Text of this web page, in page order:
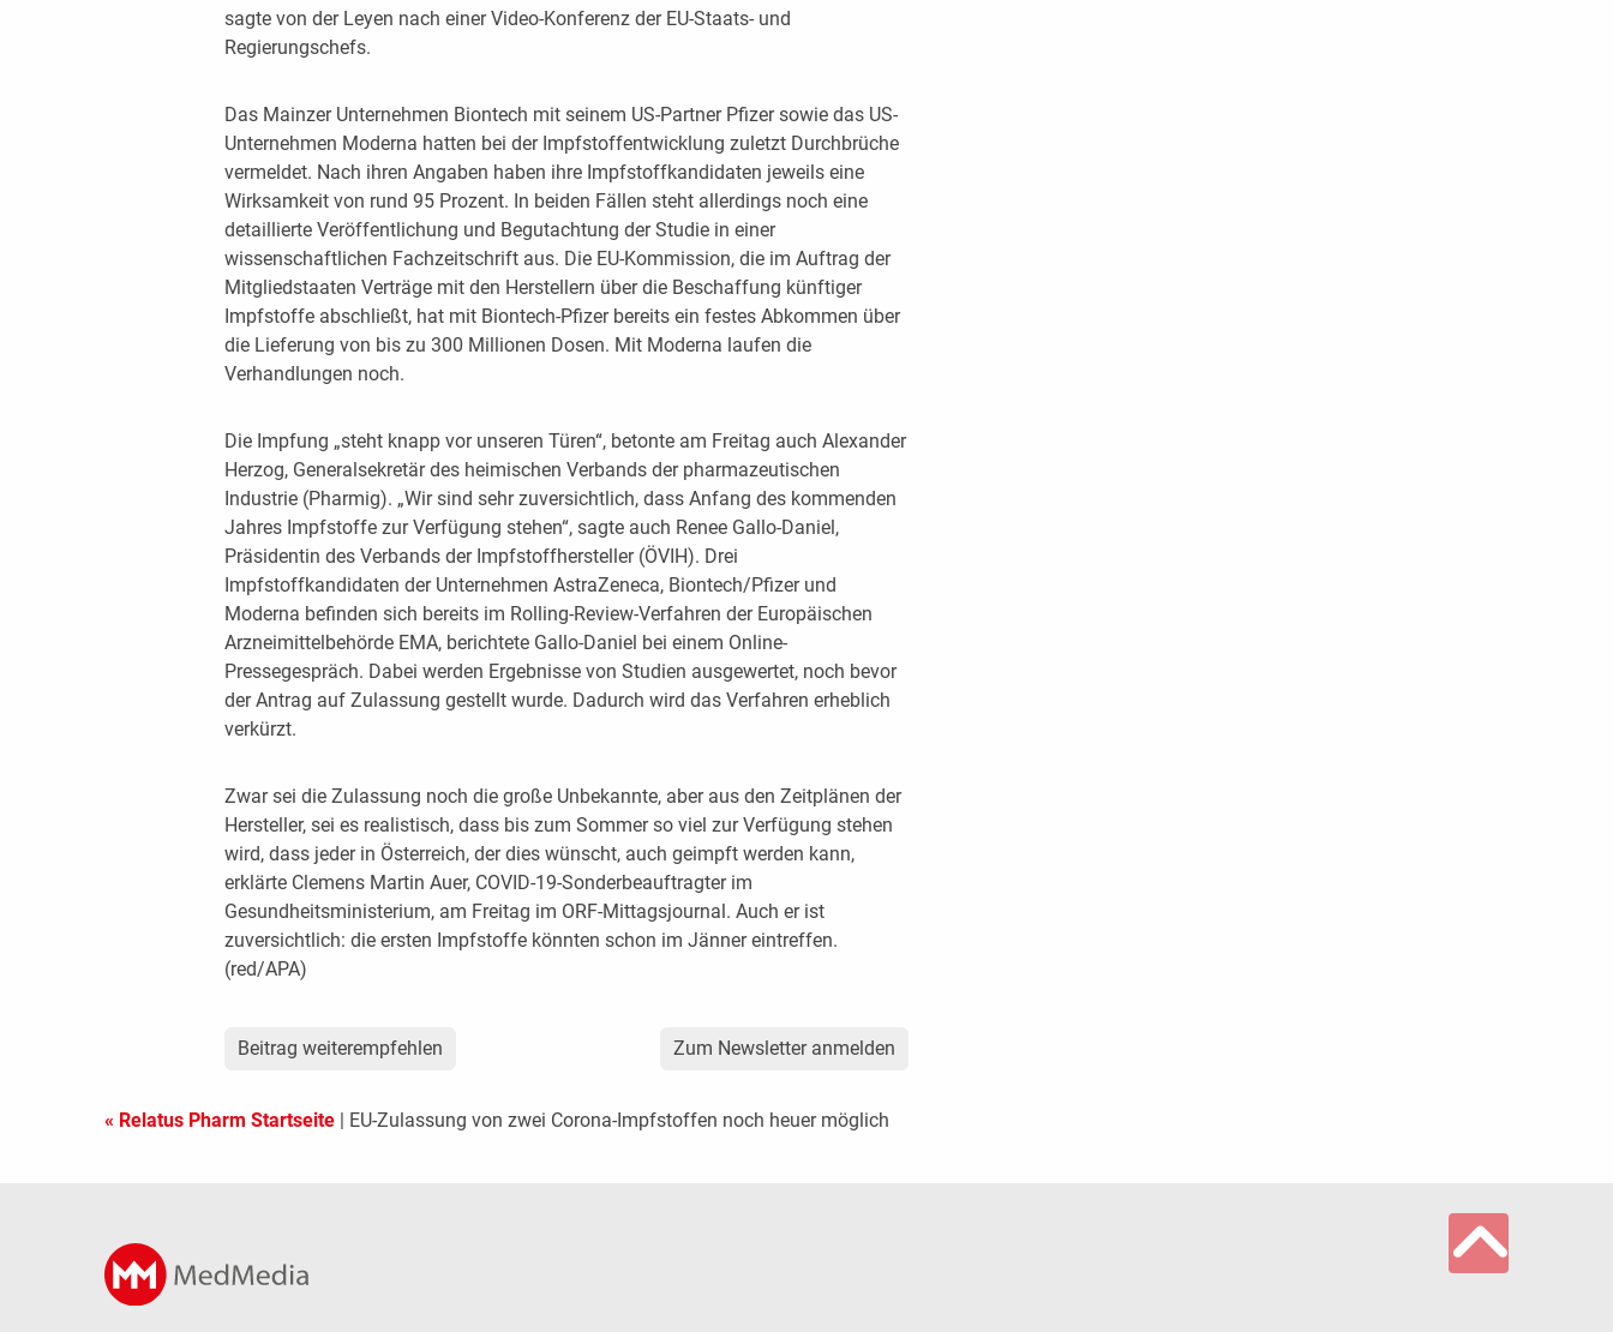
sagte von der Leyen nach einer Video-Konferenz der EU-Staats- und
Regierungschefs.
Das Mainzer Unternehmen Biontech mit seinem US-Partner Pfizer sowie das US-
Unternehmen Moderna hatten bei der Impfstoffentwicklung zuletzt Durchbrüche
vermeldet. Nach ihren Angaben haben ihre Impfstoffkandidaten jeweils eine
Wirksamkeit von rund 95 Prozent. In beiden Fällen steht allerdings noch eine
detaillierte Veröffentlichung und Begutachtung der Studie in einer
wissenschaftlichen Fachzeitschrift aus. Die EU-Kommission, die im Auftrag der
Mitgliedstaaten Verträge mit den Herstellern über die Beschaffung künftiger
Impfstoffe abschließt, hat mit Biontech-Pfizer bereits ein festes Abkommen über
die Lieferung von bis zu 300 Millionen Dosen. Mit Moderna laufen die
Verhandlungen noch.
Die Impfung „steht knapp vor unseren Türen“, betonte am Freitag auch Alexander
Herzog, Generalsekretär des heimischen Verbands der pharmazeutischen
Industrie (Pharmig). „Wir sind sehr zuversichtlich, dass Anfang des kommenden
Jahres Impfstoffe zur Verfügung stehen“, sagte auch Renee Gallo-Daniel,
Präsidentin des Verbands der Impfstoffhersteller (ÖVIH). Drei
Impfstoffkandidaten der Unternehmen AstraZeneca, Biontech/Pfizer und
Moderna befinden sich bereits im Rolling-Review-Verfahren der Europäischen
Arzneimittelbehörde EMA, berichtete Gallo-Daniel bei einem Online-
Pressegespräch. Dabei werden Ergebnisse von Studien ausgewertet, noch bevor
der Antrag auf Zulassung gestellt wurde. Dadurch wird das Verfahren erheblich
verkürzt.
Zwar sei die Zulassung noch die große Unbekannte, aber aus den Zeitplänen der
Hersteller, sei es realistisch, dass bis zum Sommer so viel zur Verfügung stehen
wird, dass jeder in Österreich, der dies wünscht, auch geimpft werden kann,
erklärte Clemens Martin Auer, COVID-19-Sonderbeauftragter im
Gesundheitsministerium, am Freitag im ORF-Mittagsjournal. Auch er ist
zuversichtlich: die ersten Impfstoffe könnten schon im Jänner eintreffen.
(red/APA)
Beitrag weiterempfehlen Zum Newsletter anmelden
« Relatus Pharm Startseite | EU-Zulassung von zwei Corona-Impfstoffen noch heuer möglich